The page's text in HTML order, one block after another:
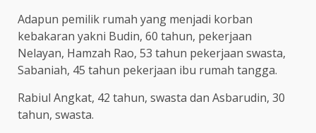
Adapun pemilik rumah yang menjadi korban
kebakaran yakni Budin, 60 tahun, pekerjaan
Nelayan, Hamzah Rao, 53 tahun pekerjaan swasta,
Sabaniah, 45 tahun pekerjaan ibu rumah tangga.
Rabiul Angkat, 42 tahun, swasta dan Asbarudin, 30
tahun, swasta.